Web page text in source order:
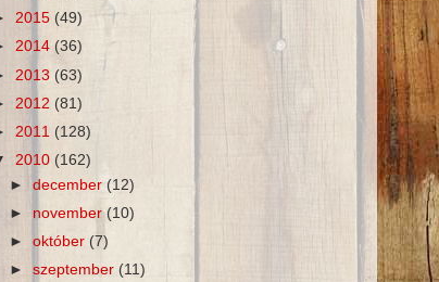
2015 (49)
2014 (36)
2013 (63)
2012 (81)
2011 (128)
2010 (162)
►december(12)
► november (10)
►október (7)
►szeptember(11)